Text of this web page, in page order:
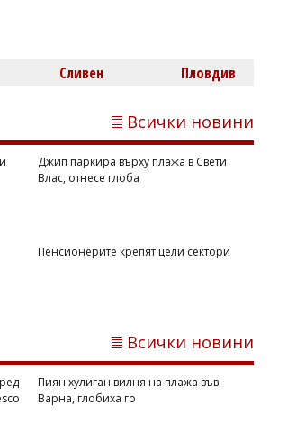
обвиняват го като ръководител на
Сливен Пловдив
Всички новини
Джип паркира върху плажа в Свети
Влас, отнесе глоба
Пенсионерите крепят цели сектори
Всички новини
Пиян хулиган вилня на плажа във
Варна, глобиха го